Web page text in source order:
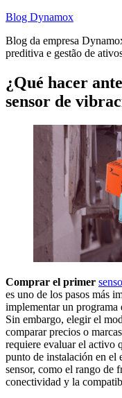
Saltar
contenido
Blog Dynamox
Blog da empresa
preditiva e gestão de
¿Qué hacer
sensor de
Comprar el primer
es uno de los pasos más
implementar un programa
Sin embargo, elegir el
comparar precios o
requiere evaluar el activo
punto de instalación en el
sensor, como el rango de
conectividad y la